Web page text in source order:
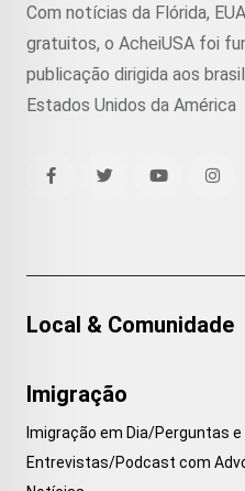
Com notícias da Flórida,
gratuitos, o AcheiUSA foi
publicação dirigida aos
Estados Unidos da América
Local & Comunidade
Imigração
Imigração em Dia/Perguntas
Entrevistas/Podcast com